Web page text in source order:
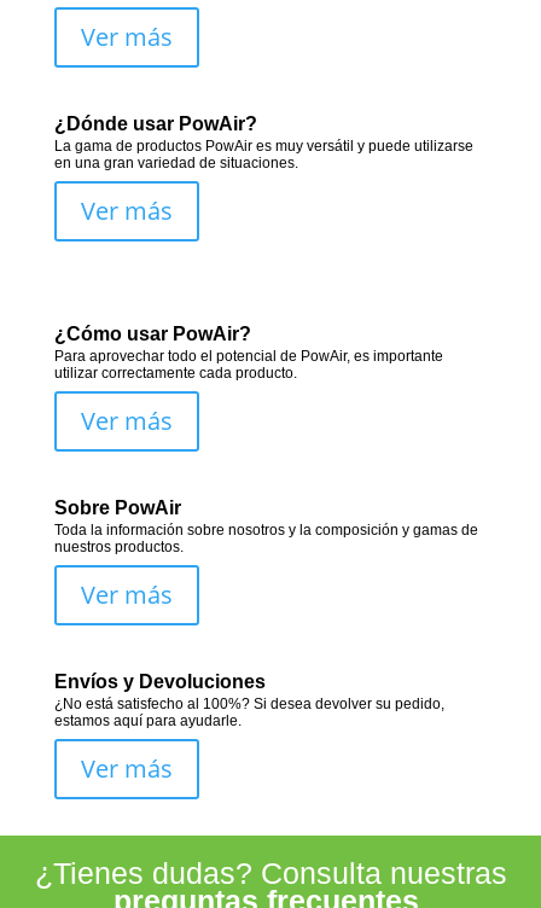
Ver más
¿Dónde usar PowAir?
La gama de productos PowAir es muy versátil y puede utilizarse
en una gran variedad de situaciones.
Ver más
¿Cómo usar PowAir?
Para aprovechar todo el potencial de PowAir, es importante
utilizar correctamente cada producto.
Ver más
Sobre PowAir
Toda la información sobre nosotros y la composición y gamas de
nuestros productos.
Ver más
Envíos y Devoluciones
¿No está satisfecho al 100%? Si desea devolver su pedido,
estamos aquí para ayudarle.
Ver más
¿Tienes dudas? Consulta nuestras
preguntas frecuentes